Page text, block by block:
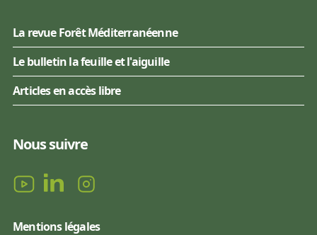
La revue Forêt Méditerranéenne
Le bulletin la feuille et l'aiguille
Articles en accès libre
Nous suivre
Mentions légales